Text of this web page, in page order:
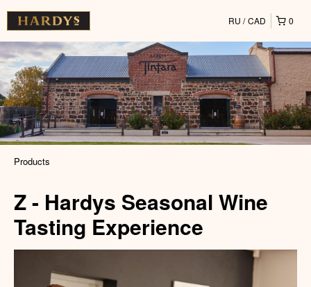
0
RU CAD
Products
Z - Hardys Seasonal Wine
Tasting Experience